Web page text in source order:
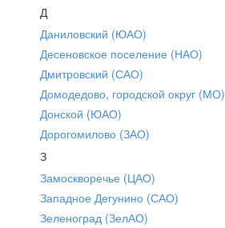
Д
Даниловский (ЮАО)
Десеновское поселение (НАО)
Дмитровский (САО)
Домодедово, городской округ (МО)
Донской (ЮАО)
Дорогомилово (ЗАО)
З
Замоскворечье (ЦАО)
Западное Дегунино (САО)
Зеленоград (ЗелАО)